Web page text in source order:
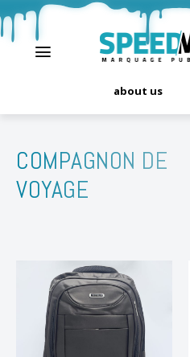
about us
COMPAGNON DE
VOYAGE